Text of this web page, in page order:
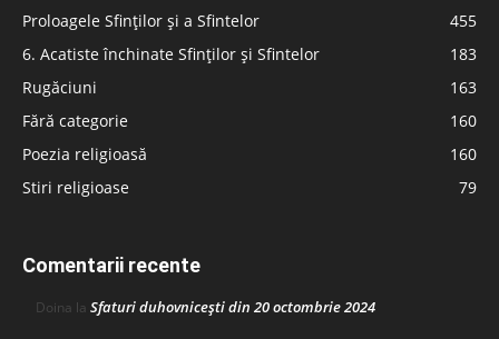
Proloagele Sfinților și a Sfintelor
455
6. Acatiste închinate Sfinților și Sfintelor
183
Rugăciuni
163
Fără categorie
160
Poezia religioasă
160
Stiri religioase
79
Comentarii recente
Doina la Sfaturi duhovnicești din 20 octombrie 2024